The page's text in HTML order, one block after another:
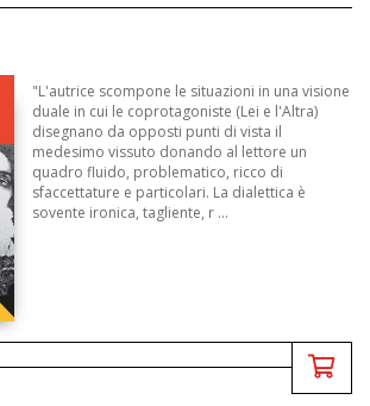
"L'autrice scompone le situazioni in una visione
duale in cui le coprotagoniste (Lei e l'Altra)
disegnano da opposti punti di vista il
medesimo vissuto donando al lettore un
quadro fluido, problematico, ricco di
sfaccettature e particolari. La dialettica è
sovente ironica, tagliente, r ...